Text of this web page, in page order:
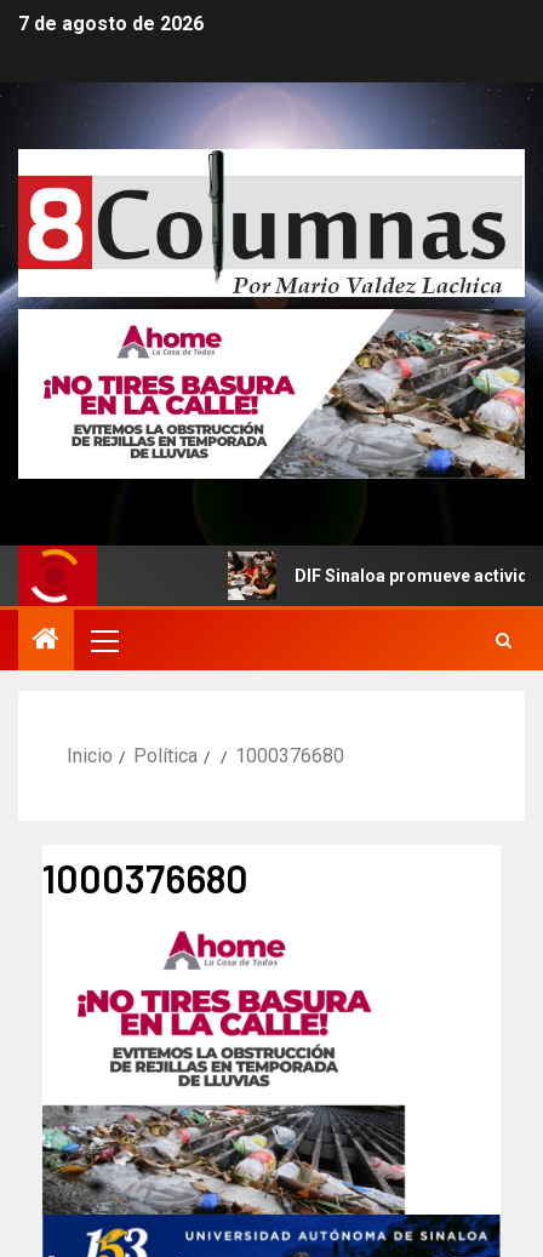
7 de agosto de 2026
DIF Sinaloa promueve actividades
Inicio Política 1000376680
1000376680